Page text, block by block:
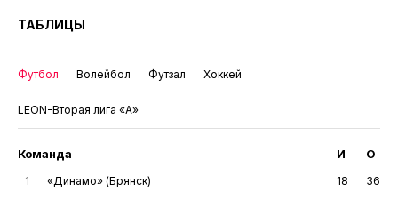
ТАБЛИЦЫ
Футбол Волейбол Футзал Хоккей
LEON-Вторая лига «А»
Команда И О
1 «Динамо» (Брянск) 18
36